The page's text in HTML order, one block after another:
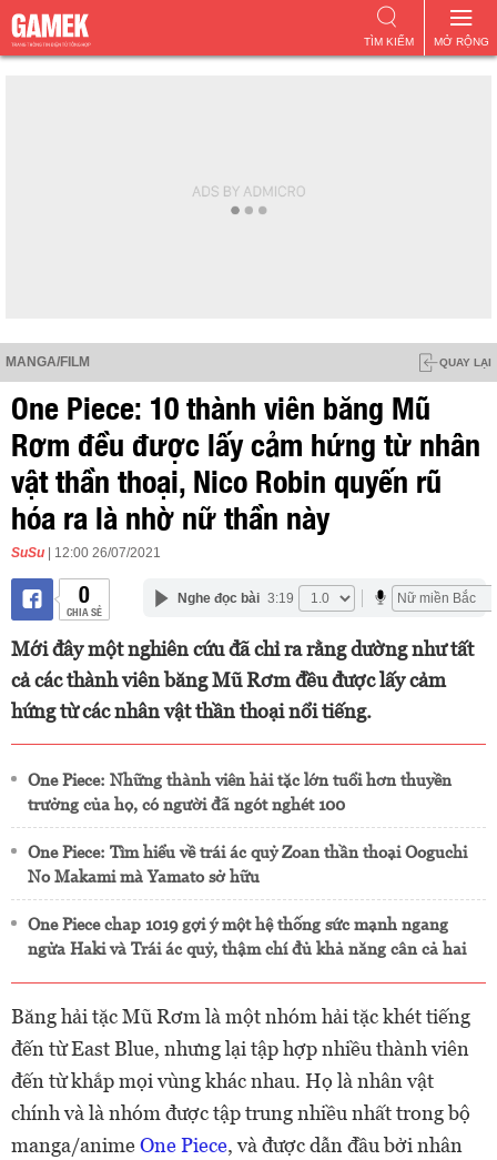
MỞ RỘNG
TÌM KIẾM
MANGA/FILM QUAY LẠI
One Piece: 10 thành viên băng Mũ
Rơm đều được lấy cảm hứng từ nhân
vật thần thoại, Nico Robin quyến rũ
hóa ra là nhờ nữ thần này
SuSu | 12:00 26/07/2021
0
CHIA SẺ
Nghe đọc bài 3:19
Mới đây một nghiên cứu đã chỉ ra rằng dường như tất
cả các thành viên băng Mũ Rơm đều được lấy cảm
hứng từ các nhân vật thần thoại nổi tiếng.
One Piece: Những thành viên hải tặc lớn tuổi hơn thuyền
trưởng của họ, có người đã ngót nghét 100
One Piece: Tìm hiểu về trái ác quỷ Zoan thần thoại Ooguchi
No Makami mà Yamato sở hữu
One Piece chap 1019 gợi ý một hệ thống sức mạnh ngang
ngửa Haki và Trái ác quỷ, thậm chí đủ khả năng cân cả hai
Băng hải tặc Mũ Rơm là một nhóm hải tặc khét tiếng
đến từ East Blue, nhưng lại tập hợp nhiều thành viên
đến từ khắp mọi vùng khác nhau. Họ là nhân vật
chính và là nhóm được tập trung nhiều nhất trong bộ
manga/animeOne Piece, và được dẫn đầu bởi nhân